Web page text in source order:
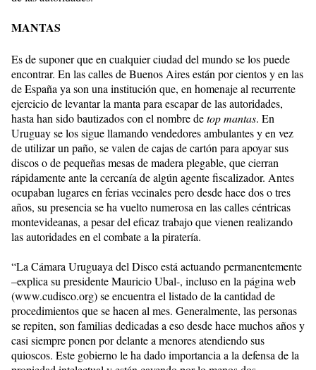
MANTAS
Es de suponer que en cualquier ciudad del mundo se los puede
encontrar. En las calles de Buenos Aires están por cientos y en las
de España ya son una institución que, en homenaje al recurrente
ejercicio de levantar la manta para escapar de las autoridades,
hasta han sido bautizados con el nombre detop mantas. En
Uruguay se los sigue llamando vendedores ambulantes y en vez
de utilizar un paño, se valen de cajas de cartón para apoyar sus
discos o de pequeñas mesas de madera plegable, que cierran
rápidamente ante la cercanía de algún agente fiscalizador. Antes
ocupaban lugares en ferias vecinales pero desde hace dos o tres
años, su presencia se ha vuelto numerosa en las calles céntricas
montevideanas, a pesar del eficaz trabajo que vienen realizando
las autoridades en el combate a la piratería.
“La Cámara Uruguaya del Disco está actuando permanentemente
–explica su presidente Mauricio Ubal-, incluso en la página web
(www.cudisco.org) se encuentra el listado de la cantidad de
procedimientos que se hacen al mes. Generalmente, las personas
se repiten, son familias dedicadas a eso desde hace muchos años y
casi siempre ponen por delante a menores atendiendo sus
quioscos. Este gobierno le ha dado importancia a la defensa de la